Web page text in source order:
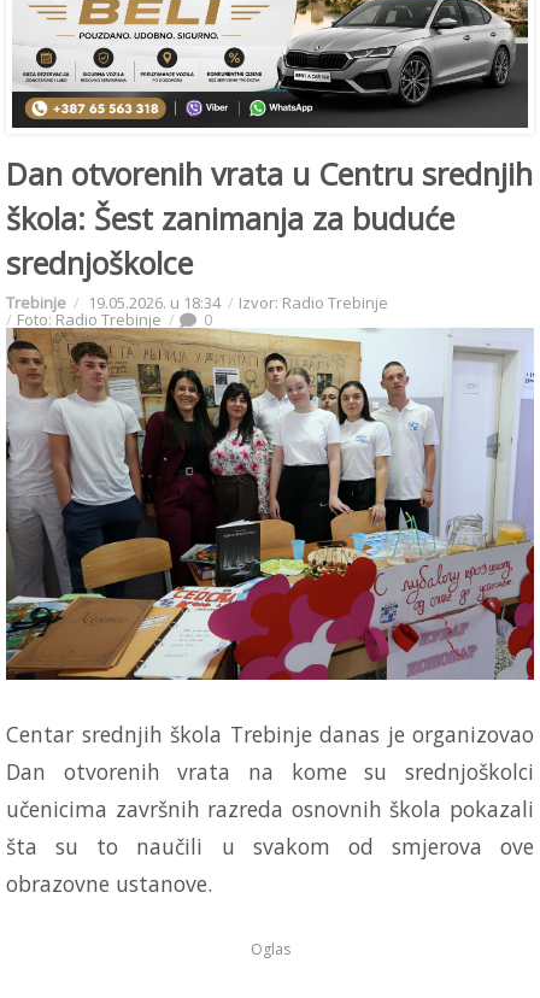
Dan otvorenih vrata u Centru srednjih
škola: Šest zanimanja za buduće
srednjoškolce
Trebinje 19.05.2026. u 18:34 Izvor: Radio Trebinje
Foto: Radio Trebinje 0
Centar srednjih škola Trebinje danas je organizovao
Dan otvorenih vrata na kome su srednjoškolci
učenicima završnih razreda osnovnih škola pokazali
šta su to naučili u svakom od smjerova ove
obrazovne ustanove.
Oglas